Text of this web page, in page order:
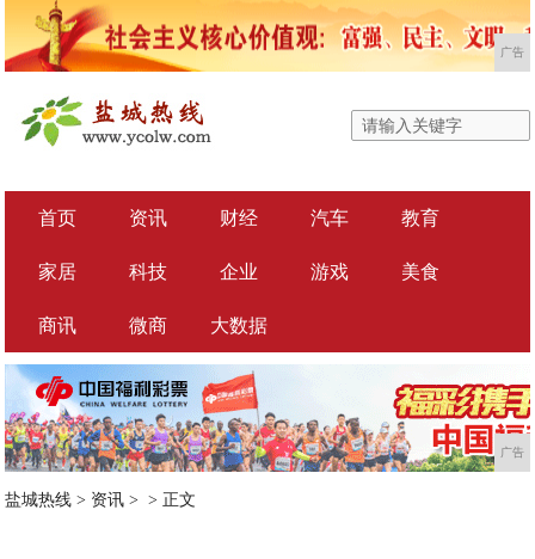
广告
首页 资讯 财经 汽车 教育
家居 科技 企业 游戏 美食
商讯 微商 大数据
广告
盐城热线 > 资讯 > > 正文